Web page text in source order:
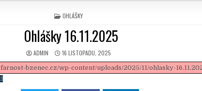
POSTED IN
OHLÁŠKY
Ohlášky 16.11.2025
AUTHOR:
ADMIN PUBLISHED DATE:
16 LISTOPADU, 2025
bzenec.cz/wp-content/uploads/2025/11/ohlasky-